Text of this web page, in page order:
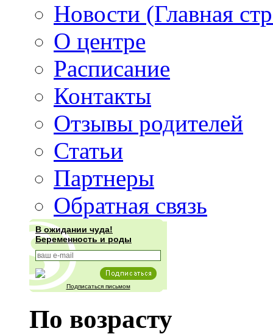
Новости (Главная
О центре
Расписание
Контакты
Отзывы родителей
Статьи
Партнеры
Обратная связь
В ожидании чуда!
Беременность и роды
Подписаться письмом
По возрасту